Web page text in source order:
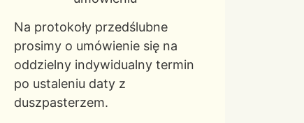
Na protokoły przedślubne
prosimy o umówienie się na
oddzielny indywidualny termin
po ustaleniu daty z
duszpasterzem.